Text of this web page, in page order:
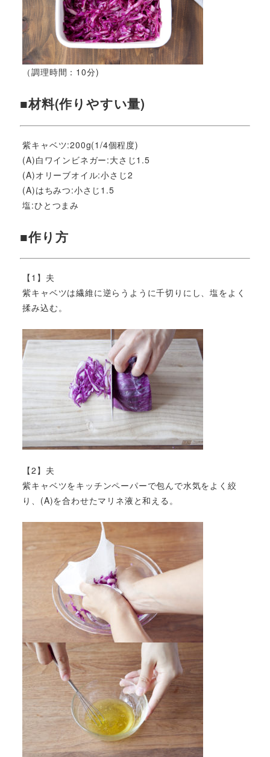
（調理時間：10分)
■材料(作りやすい量)
紫キャベツ:200g(1/4個程度)
(A)白ワインビネガー:大さじ1.5
(A)オリーブオイル:小さじ2
(A)はちみつ:小さじ1.5
塩:ひとつまみ
■作り方
【1】夫
紫キャベツは繊維に逆らうように千切りにし、塩をよく
揉み込む。
【2】夫
紫キャベツをキッチンペーパーで包んで水気をよく絞
り、(A)を合わせたマリネ液と和える。